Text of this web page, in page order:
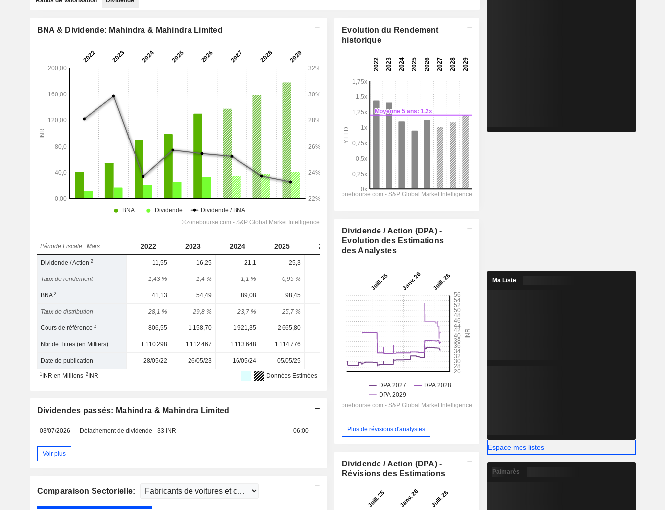
BNA & Dividende: Mahindra & Mahindra Limited
Période Fiscale : Mars 2022 2023 2024 2025 2026 2027
Dividende / Action2 11,55 16,25 21,1 25,3
Taux de rendement 1,43 % 1,4 % 1,1 % 0,95 % 1 % 1,08 %
BNA2 41,13 54,49 89,08 98,45 137,3 158
Taux de distribution 28,1 % 29,8 % 23,7 % 25,7 % 25,2 % 23,7 % 23,3 %
Cours de référence2 806,55 1 158,70 1 921,35 2 665,80 3 455,40 3 455,40 3 455,40
Nbr de Titres (en Milliers) 1 110 298 1 112 467 1 113 648 1 114 776 1 117 570 -
Date de publication 28/05/22 26/05/23 16/05/24 05/05/25 - -
1INR en Millions 2INR Données Estimées
Dividendes passés: Mahindra & Mahindra Limited
03/07/2026 Détachement de dividende - 33 INR 06:00
Voir plus
Comparaison Sectorielle:
Evolution du Rendement
historique
Dividende / Action (DPA) -
Evolution des Estimations
des Analystes
Plus de révisions d'analystes
Dividende / Action (DPA) -
Révisions des Estimations
Ma Liste
Espace mes listes
Palmarès